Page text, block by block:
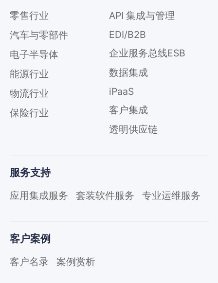
零售行业
汽车与零部件
电子半导体
能源行业
物流行业
保险行业
API 集成与管理
EDI/B2B
企业服务总线ESB
数据集成
iPaaS
客户集成
透明供应链
服务支持
应用集成服务 套装软件服务 专业运维服务
客户案例
客户名录 案例赏析